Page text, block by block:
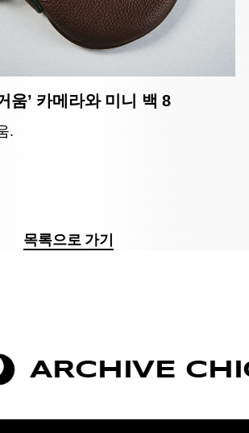
움’ 카메라와 미니 백 8
.
목록으로 가기
CHIC